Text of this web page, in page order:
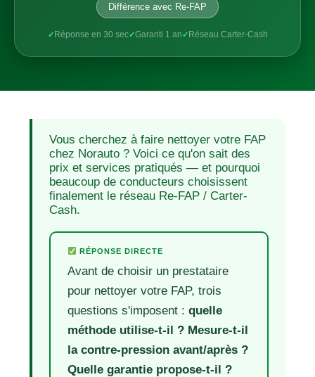
Différence avec Re-FAP
✓ Réponse en 30 sec✓Garanti 1 an ✓ Réseau Carter-Cash
Vous cherchez à faire nettoyer votre FAP
chez Norauto ? Voici ce qu'on sait des
prix et services pratiqués — et pourquoi
beaucoup de conducteurs choisissent
finalement le réseau Re-FAP / Carter-
Cash.
RÉPONSE DIRECTE
Avant de choisir un prestataire
pour nettoyer votre FAP, trois
questions s'imposent :quelle
méthode utilise-t-il ? Mesure-t-il
la contre-pression avant/après ?
Quelle garantie propose-t-il ?